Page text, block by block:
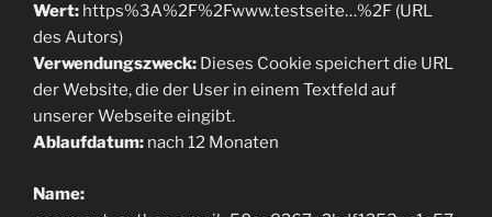
Wert: https%3A%2F%2Fwww.testseite…%2F (URL
des Autors)
Verwendungszweck: Dieses Cookie speichert die URL
der Website, die der User in einem Textfeld auf
unserer Webseite eingibt.
Ablaufdatum: nach 12 Monaten
Name: